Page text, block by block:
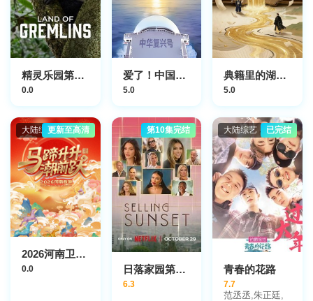
精灵乐园第一季
0.0
爱了！中国式现代化
5.0
典籍里的湖湘名人第二季
5.0
大陆综艺更新至高清
2026河南卫视春节晚会
0.0
第10集完结
日落家园第九季
6.3
大陆综艺 已完结
青春的花路
7.7
范丞丞,朱正廷,